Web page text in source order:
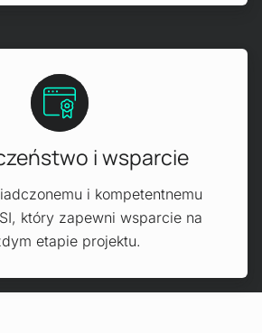
i wsparcie
i kompetentnemu
który zapewni wsparcie na
etapie projektu.